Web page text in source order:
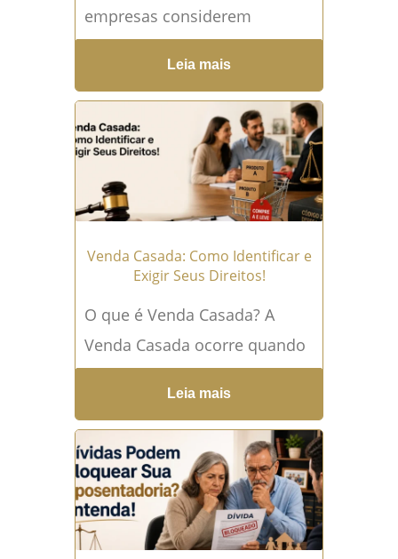
empresas considerem
expressamente os fatores de
riscos psicossociais
relacionados ao trabalho no
gerenciamento dos riscos
ocupacionais....Leia mais →
Leia mais
Venda Casada: Como Identificar e
Exigir Seus Direitos!
O que é Venda Casada? A
Venda Casada ocorre quando
uma empresa condiciona a
compra de determinado
produto ou serviço à
contratação...Leia mais →
Leia mais